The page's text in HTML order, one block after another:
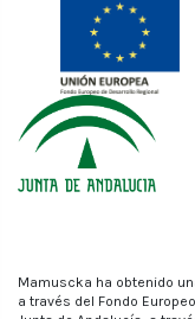
Mamuscka ha obtenido
a través del Fondo